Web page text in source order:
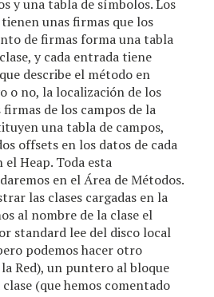
y una tabla de símbolos. Los
unas firmas que los
de firmas forma una tabla
y cada entrada tiene
describe el método en
o no, la localización de los
firmas de los campos de la
una tabla de campos,
offsets en los datos de cada
Heap. Toda esta
en el Área de Métodos.
las clases cargadas en la
al nombre de la clase el
standard lee del disco local
podemos hacer otro
Red), un puntero al bloque
(que hemos comentado